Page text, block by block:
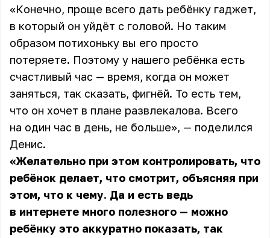
«Конечно, проще всего дать ребёнку гаджет,
в который он уйдёт с головой. Но таким
образом потихоньку вы его просто
потеряете. Поэтому у нашего ребёнка есть
счастливый час — время, когда он может
заняться, так сказать, фигнёй. То есть тем,
что он хочет в плане развлекалова. Всего
на один час в день, не больше», — поделился
Денис.
«Желательно при этом контролировать, что
ребёнок делает, что смотрит, объясняя при
этом, что к чему. Да и есть ведь
в интернете много полезного — можно
ребёнку это аккуратно показать, так